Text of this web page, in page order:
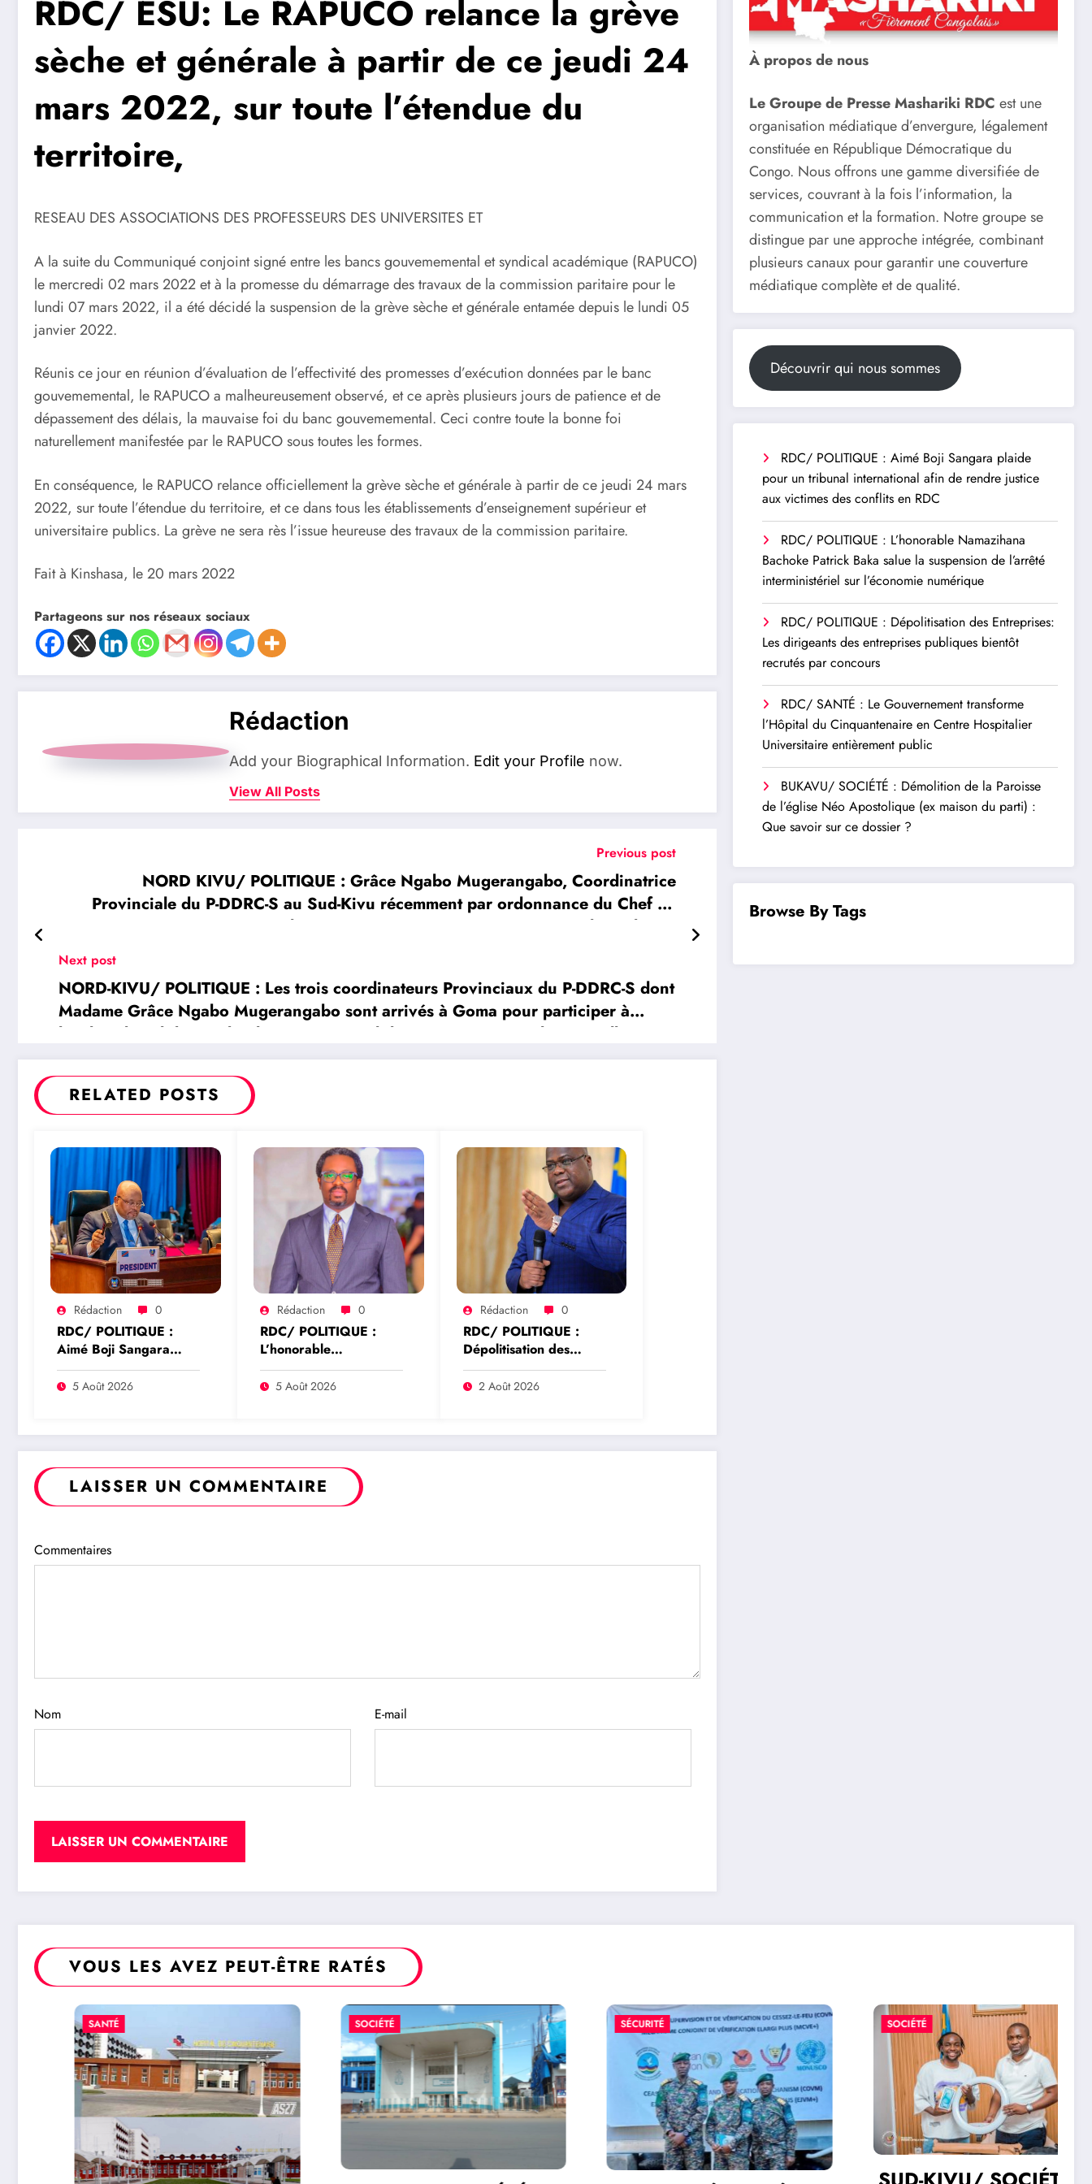
RDC/ ESU: Le RAPUCO relance la grève
sèche et générale à partir de ce jeudi 24
mars 2022, sur toute l’étendue du
territoire,
RESEAU DES ASSOCIATIONS DES PROFESSEURS DES UNIVERSITES ET
A la suite du Communiqué conjoint signé entre les bancs gouvememental et syndical académique (RAPUCO)
le mercredi 02 mars 2022 et à la promesse du démarrage des travaux de la commission paritaire pour le
lundi 07 mars 2022, il a été décidé la suspension de la grève sèche et générale entamée depuis le lundi 05
janvier 2022.
Réunis ce jour en réunion d’évaluation de l’effectivité des promesses d’exécution données par le banc
gouvememental, le RAPUCO a malheureusement observé, et ce après plusieurs jours de patience et de
dépassement des délais, la mauvaise foi du banc gouvememental. Ceci contre toute la bonne foi
naturellement manifestée par le RAPUCO sous toutes les formes.
En conséquence, le RAPUCO relance officiellement la grève sèche et générale à partir de ce jeudi 24 mars
2022, sur toute l’étendue du territoire, et ce dans tous les établissements d’enseignement supérieur et
universitaire publics. La grève ne sera rès l’issue heureuse des travaux de la commission paritaire.
Fait à Kinshasa, le 20 mars 2022
Partageons sur nos réseaux sociaux
Rédaction
Add your Biographical Information. Edit your Profile now.
View All Posts
Previous post
NORD KIVU/ POLITIQUE : Grâce Ngabo Mugerangabo, Coordinatrice
Provinciale du P-DDRC-S au Sud-Kivu récemment par ordonnance du Chef de
l’Etat est arrivée à Goma en route pour le Sud-Kivu
Next post
NORD-KIVU/ POLITIQUE : Les trois coordinateurs Provinciaux du P-DDRC-S dont
Madame Grâce Ngabo Mugerangabo sont arrivés à Goma pour participer à
l’atelier de validation du plan opérationnel des Provinces avant leur installation
RELATED POSTS
Rédaction 0
RDC/ POLITIQUE :
Aimé Boji Sangara
plaide pour un tribunal
international afin de
RDC
5 Août 2026
Rédaction 0
RDC/ POLITIQUE :
L’honorable
Namazihana Bachoke
Patrick Baka salue la
l’économie numérique
5 Août 2026
Rédaction 0
RDC/ POLITIQUE :
Dépolitisation des
Entreprises: Les
dirigeants des
concours
2 Août 2026
LAISSER UN COMMENTAIRE
Commentaires
Nom E-mail
À propos de nous
Le Groupe de Presse Mashariki RDC est une
organisation médiatique d’envergure, légalement
constituée en République Démocratique du
Congo. Nous offrons une gamme diversifiée de
services, couvrant à la fois l’information, la
communication et la formation. Notre groupe se
distingue par une approche intégrée, combinant
plusieurs canaux pour garantir une couverture
médiatique complète et de qualité.
Découvrir qui nous sommes
RDC/ POLITIQUE : Aimé Boji Sangara plaide
pour un tribunal international afin de rendre justice
aux victimes des conflits en RDC
RDC/ POLITIQUE : L’honorable Namazihana
Bachoke Patrick Baka salue la suspension de l’arrêté
interministériel sur l’économie numérique
RDC/ POLITIQUE : Dépolitisation des Entreprises:
Les dirigeants des entreprises publiques bientôt
recrutés par concours
RDC/ SANTÉ : Le Gouvernement transforme
l’Hôpital du Cinquantenaire en Centre Hospitalier
Universitaire entièrement public
BUKAVU/ SOCIÉTÉ : Démolition de la Paroisse
de l’église Néo Apostolique (ex maison du parti) :
Que savoir sur ce dossier ?
Browse By Tags
VOUS LES AVEZ PEUT-ÊTRE RATÉS
SANTÉ SÉCURITÉ